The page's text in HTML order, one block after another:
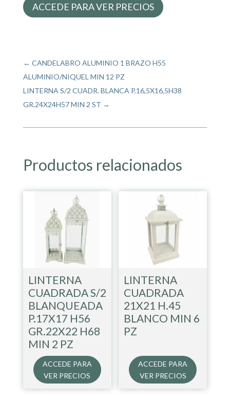
ACCEDE PARA VER PRECIOS
← CANDELABRO ALUMINIO 1 BRAZO H55
ALUMINIO/NIQUEL MIN 12 PZ
LINTERNA S/2 CUADR. BLANCA P.16,5X16,5H38
GR.24X24H57 MIN 2 ST →
Productos relacionados
LINTERNA
CUADRADA S/2
BLANQUEADA
P.17X17 H56
GR.22X22 H68
MIN 2 PZ
ACCEDE PARA
VER PRECIOS
LINTERNA
CUADRADA
21X21 H.45
BLANCO MIN 6
PZ
ACCEDE PARA
VER PRECIOS